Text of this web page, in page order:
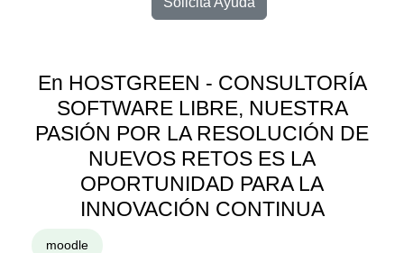
En HOSTGREEN - CONSULTORÍA
SOFTWARE LIBRE, NUESTRA
PASIÓN POR LA RESOLUCIÓN DE
NUEVOS RETOS ES LA
OPORTUNIDAD PARA LA
INNOVACIÓN CONTINUA
moodle